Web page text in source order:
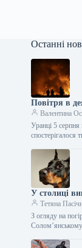
Останні
Повітря в
Валентина
Уранці 5
спостерігалося
У столиці
Тетяна
З огляду на